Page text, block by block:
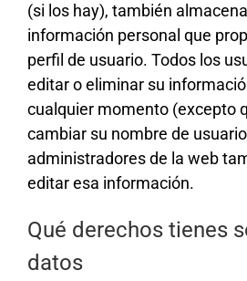
(si los hay), también
información personal que
perfil de usuario. Todos los
editar o eliminar su
cualquier momento (excepto
cambiar su nombre de
administradores de la web
editar esa información.
Qué derechos tienes
datos